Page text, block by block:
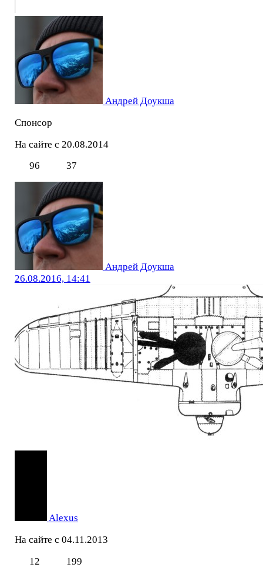
Андрей Доукша
Спонсор
На сайте с 20.08.2014
96
37
Андрей Доукша
26.08.2016, 14:41
Alexus
На сайте с 04.11.2013
12
199